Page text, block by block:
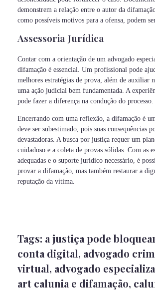
demonstrem a relação entre o autor da
como possíveis motivos para a ofensa, podem
Assessoria Jurídica
Contar com a orientação de um advogado
difamação é essencial. Um profissional pode
melhores estratégias de prova, além de auxiliar
uma ação judicial bem fundamentada. A
pode fazer a diferença na condução do processo.
Encerrando com uma reflexão, a difamação é
deve ser subestimado, pois suas consequências
devastadoras. A busca por justiça requer um
cuidadoso e a coleta de provas sólidas. Com as
adequadas e o suporte jurídico necessário, é
provar a difamação, mas também restaurar a
reputação da vítima.
Tags: a justiça pode
conta digital, advogado
virtual, advogado
art calunia e difamação,